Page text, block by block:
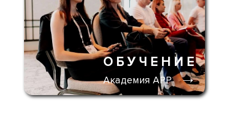
ОБУЧЕНИЕ
Академия АРР →